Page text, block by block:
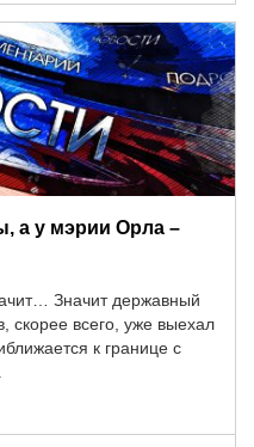
а у мэрии Орла –
Значит державный
всего, уже выехал
к границе с